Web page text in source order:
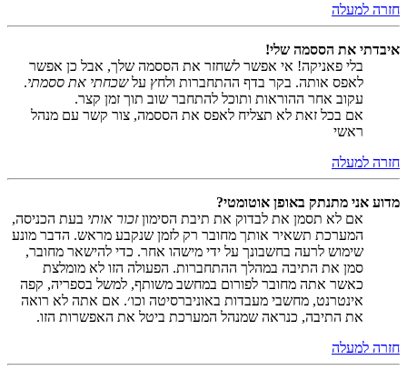
חזרה למעלה
איבדתי את הססמה שלי!
בלי פאניקה! אי אפשר לשחזר את הססמה שלך, אבל כן אפשר
לאפס אותה. בקר בדף ההתחברות ולחץ עלשכחתי את ססמתי.
עקוב אחר ההוראות ותוכל להתחבר שוב תוך זמן קצר.
אם בכל זאת לא תצליח לאפס את הססמה, צור קשר עם מנהל
ראשי
חזרה למעלה
מדוע אני מתנתק באופן אוטומטי?
אם לא תסמן את לבדוק את תיבת הסימוןזכור אותי בעת הכניסה,
המערכת תשאיר אותך מחובר רק לזמן שנקבע מראש. הדבר מונע
שימוש לרעה בחשבונך על ידי מישהו אחר. כדי להישאר מחובר,
סמן את התיבה במהלך ההתחברות. הפעולה הזו לא מומלצת
כאשר אתה מחובר לפורום במחשב משותף, למשל בספריה, קפה
אינטרנט, מחשבי מעבדות באוניברסיטה וכו׳. אם אתה לא רואה
את התיבה, כנראה שמנהל המערכת ביטל את האפשרות הזו.
חזרה למעלה